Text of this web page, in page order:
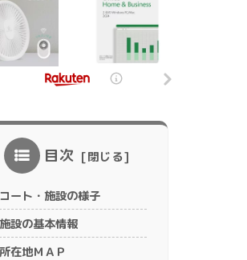
目次
コート・施設の様子
施設の基本情報
所在地ＭＡＰ